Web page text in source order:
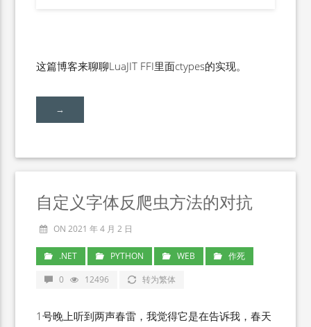
这篇博客来聊聊LuaJIT FFI里面ctypes的实现。
→
自定义字体反爬虫方法的对抗
ON 2021 年 4 月 2 日
.NET PYTHON WEB
作死
0
12496 转为繁体
1号晚上听到两声春雷，我觉得它是在告诉我，春天